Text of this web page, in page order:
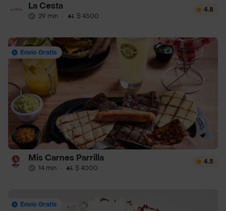
La Cesta
29 min · $ 4500
4.8
Envío Gratis
Mis Carnes Parrilla
14 min · $ 4000
4.5
Envío Gratis